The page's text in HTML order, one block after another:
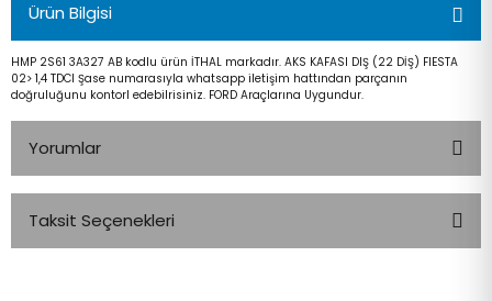
Ürün Bilgisi
HMP 2S61 3A327 AB kodlu ürün İTHAL markadır. AKS KAFASI DIŞ (22 DİŞ) FIESTA
02> 1,4 TDCI Şase numarasıyla whatsapp iletişim hattından parçanın
doğruluğunu kontorl edebilrisiniz. FORD Araçlarına Uygundur.
Yorumlar
Taksit Seçenekleri